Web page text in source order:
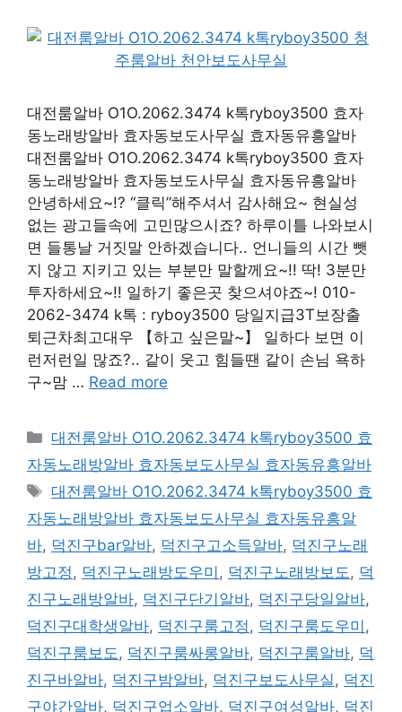
대전룸알바 O1O.2062.3474 k톡ryboy3500 효자
동노래방알바 효자동보도사무실 효자동유흥알바
대전룸알바 O1O.2062.3474 k톡ryboy3500 효자
동노래방알바 효자동보도사무실 효자동유흥알바
안녕하세요~!? “클릭”해주셔서 감사해요~ 현실성
없는 광고들속에 고민많으시죠? 하루이틀 나와보시
면 들통날 거짓말 안하겠습니다.. 언니들의 시간 뺏
지 않고 지키고 있는 부분만 말할께요~!! 딱! 3분만
투자하세요~!! 일하기 좋은곳 찾으셔야죠~! 010-
2062-3474 k톡 : ryboy3500 당일지급3T보장출
퇴근차최고대우 【하고 싶은말~】 일하다 보면 이
런저런일 많죠?.. 같이 웃고 힘들땐 같이 손님 욕하
구~맘 … Read more
카
테
고
리
대전룸알바 O1O.2062.3474 k톡ryboy3500 효
자동노래방알바 효자동보도사무실 효자동유흥알바
태
그
대전룸알바 O1O.2062.3474 k톡ryboy3500 효
자동노래방알바 효자동보도사무실 효자동유흥알
바, 덕진구bar알바, 덕진구고소득알바, 덕진구노래
방고정 , 덕진구노래방도우미 , 덕진구노래방보도 , 덕
진구노래방알바, 덕진구단기알바, 덕진구당일알바,
덕진구대학생알바, 덕진구룸고정 , 덕진구룸도우미 ,
덕진구룸보도 , 덕진구룸싸롱알바, 덕진구룸알바, 덕
진구바알바, 덕진구밤알바, 덕진구보도사무실 , 덕진
구야간알바, 덕진구업소알바, 덕진구여성알바, 덕진